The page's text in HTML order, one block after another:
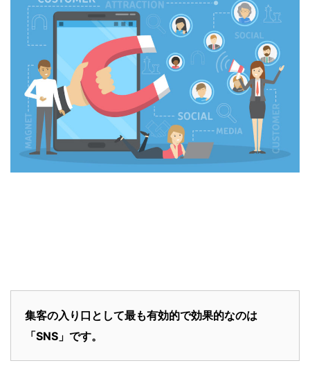
集客の入り口として最も有効的で効果的なのは
「SNS」です。